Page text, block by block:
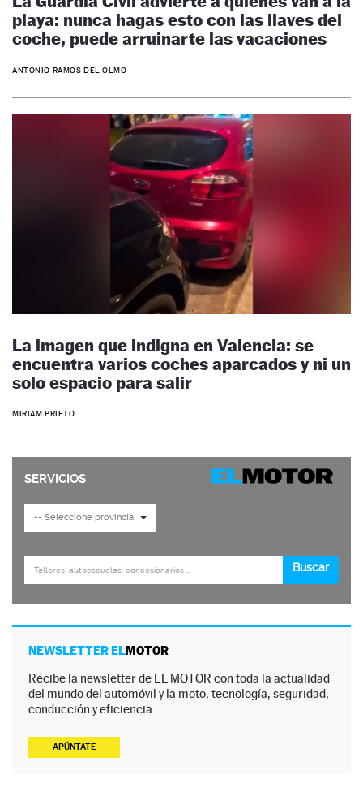
playa: nunca hagas esto con las llaves del
coche, puede arruinarte las vacaciones
ANTONIO RAMOS DEL OLMO
La imagen que indigna en Valencia: se
encuentra varios coches aparcados y ni un
solo espacio para salir
MIRIAM PRIETO
NEWSLETTER ELMOTOR
Recibe la newsletter de EL MOTOR con toda la actualidad
del mundo del automóvil y la moto, tecnología, seguridad,
conducción y eficiencia.
APÚNTATE